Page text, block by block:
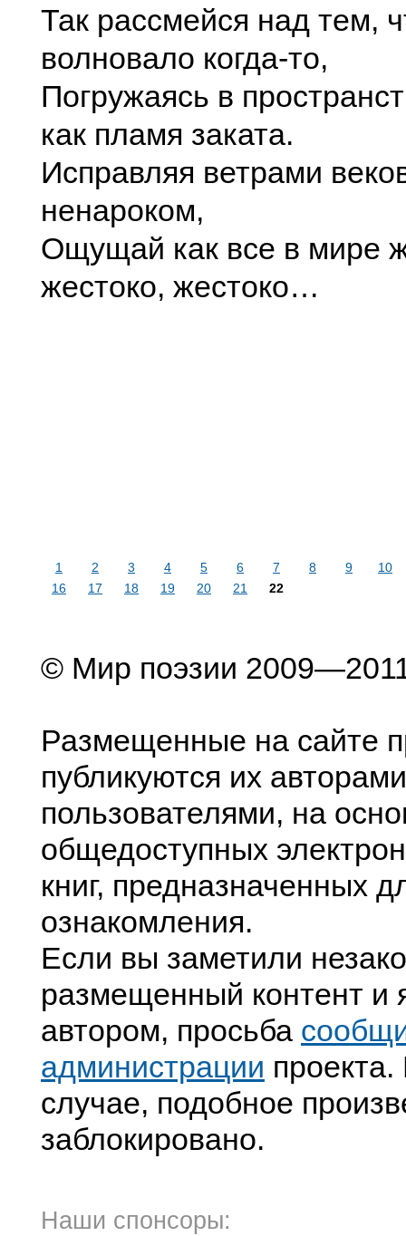
Так рассмейся над тем,
волновало когда-то,
Погружаясь в
как пламя заката.
Исправляя ветрами
ненароком,
Ощущай как все в мире
жестоко, жестоко…
1 2 3 4 5 6 7 8 9
10
16
17 18 19 20 21 22
© Мир поэзии
Размещенные на сайте
публикуются их
пользователями, на
общедоступных
книг, предназначенных
ознакомления.
Если вы заметили
размещенный контент и
автором, просьба
администрации
случае, подобное
заблокировано.
Наши спонсоры: